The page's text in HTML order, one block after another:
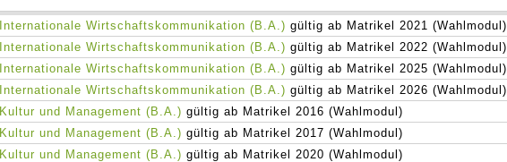
Internationale Wirtschaftskommunikation (B.A.) gültig ab Matrikel 2021 (Wahlmodul)
Internationale Wirtschaftskommunikation (B.A.) gültig ab Matrikel 2022 (Wahlmodul)
Internationale Wirtschaftskommunikation (B.A.) gültig ab Matrikel 2025 (Wahlmodul)
Internationale Wirtschaftskommunikation (B.A.) gültig ab Matrikel 2026 (Wahlmodul)
Kultur und Management (B.A.) gültig ab Matrikel 2016 (Wahlmodul)
Kultur und Management (B.A.) gültig ab Matrikel 2017 (Wahlmodul)
Kultur und Management (B.A.) gültig ab Matrikel 2020 (Wahlmodul)